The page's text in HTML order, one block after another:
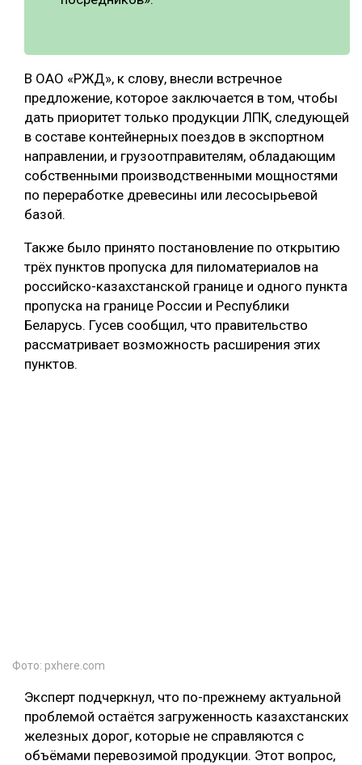
В ОАО «РЖД», к слову, внесли встречное
предложение, которое заключается в том, чтобы
дать приоритет только продукции ЛПК, следующей
в составе контейнерных поездов в экспортном
направлении, и грузоотправителям, обладающим
собственными производственными мощностями
по переработке древесины или лесосырьевой
базой.
Также было принято постановление по открытию
трёх пунктов пропуска для пиломатериалов на
российско-казахстанской границе и одного пункта
пропуска на границе России и Республики
Беларусь. Гусев сообщил, что правительство
рассматривает возможность расширения этих
пунктов.
Фото: pxhere.com
Эксперт подчеркнул, что по-прежнему актуальной
проблемой остаётся загруженность казахстанских
железных дорог, которые не справляются с
объёмами перевозимой продукции. Этот вопрос,